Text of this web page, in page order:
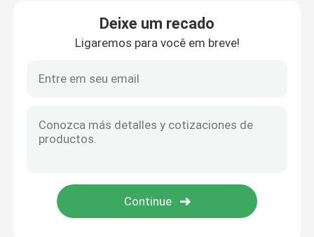
Máquina do Nebulizer das crianças
Máquina do Nebulizer do hospital
Deixe um recado
Ligaremos para você em breve!